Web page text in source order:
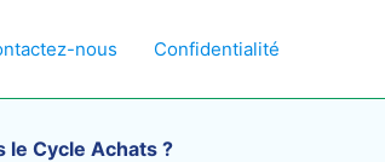
nous Confidentialité
le Cycle Achats ?